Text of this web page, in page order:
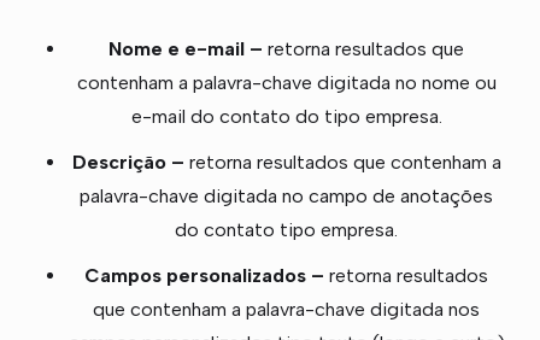
Nome e e-mail –retorna resultados que
contenham a palavra-chave digitada no nome ou
e-mail do contato do tipo empresa.
Descrição – retorna resultados que contenham a
palavra-chave digitada no campo de anotações
do contato tipo empresa.
Campos personalizados –retorna resultados
que contenham a palavra-chave digitada nos